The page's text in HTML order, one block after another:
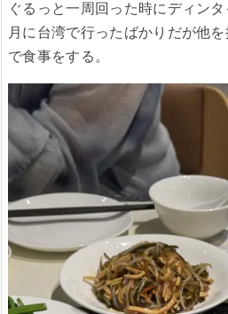
ぐるっと一周回った時にディン
月に台湾で行ったばかりだが他
で食事をする。